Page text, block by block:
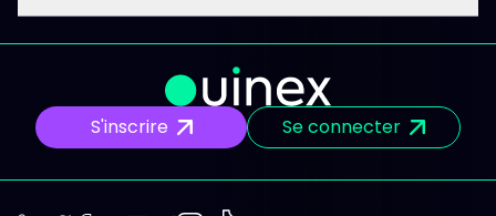
S'inscrire Se connecter